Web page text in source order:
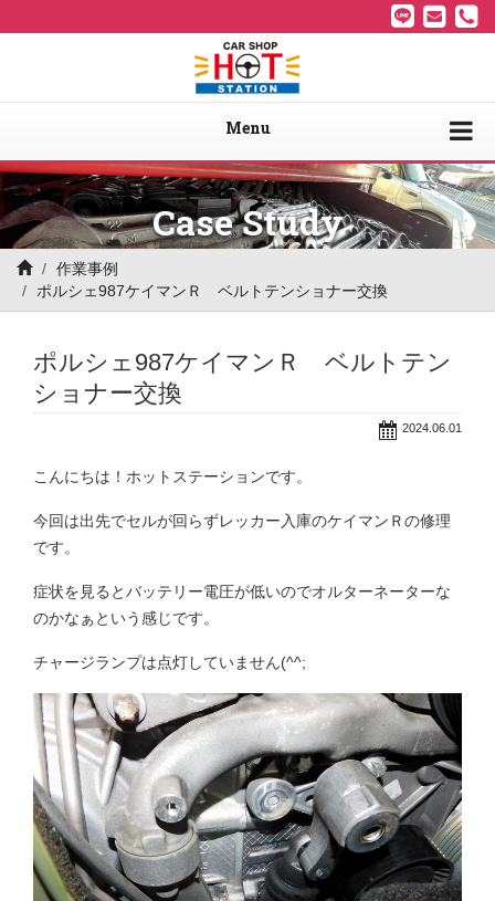
Menu
Case Study
作業事例
ポルシェ987ケイマンＲ ベルトテンショナー交換
ポルシェ987ケイマンＲ ベルトテン
ショナー交換
2024.06.01
こんにちは！ホットステーションです。
今回は出先でセルが回らずレッカー入庫のケイマンＲの修理
です。
症状を見るとバッテリー電圧が低いのでオルターネーターな
のかなぁという感じです。
チャージランプは点灯していません(^^;